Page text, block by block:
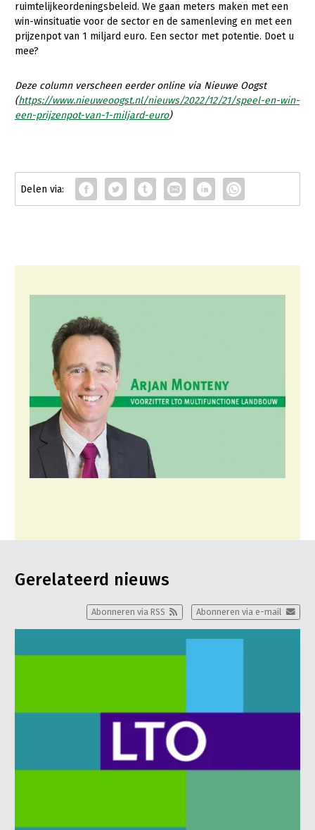
ruimtelijkeordeningsbeleid. We gaan meters maken met een
win-winsituatie voor de sector en de samenleving en met een
prijzenpot van 1 miljard euro. Een sector met potentie. Doet u
mee?
Deze column verscheen eerder online via Nieuwe Oogst
(https://www.nieuweoogst.nl/nieuws/2022/12/21/speel-en-win-
een-prijzenpot-van-1-miljard-euro)
Gerelateerd nieuws
Abonneren via e-mail
Abonneren via RSS